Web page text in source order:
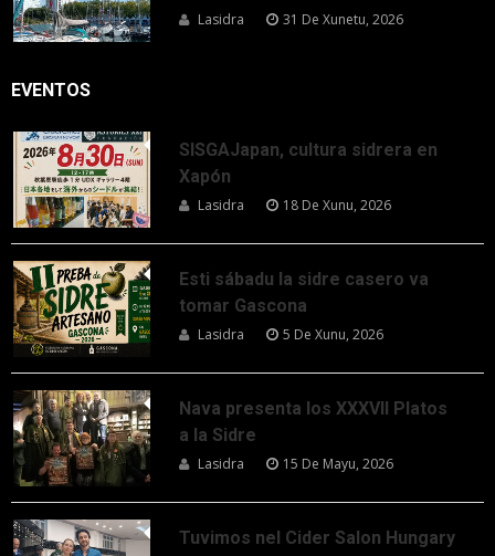
Lasidra 31 De Xunetu, 2026
EVENTOS
SISGAJapan, cultura sidrera en
Xapón
Lasidra 18 De Xunu, 2026
Esti sábadu la sidre casero va
tomar Gascona
Lasidra 5 De Xunu, 2026
Nava presenta los XXXVII Platos
a la Sidre
Lasidra 15 De Mayu, 2026
Tuvimos nel Cider Salon Hungary